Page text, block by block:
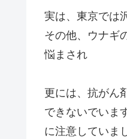
実は、東京では
その他、ウナギ
悩まされ
更には、抗がん
できないでいま
に注意していま